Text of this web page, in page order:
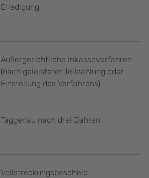
Erledigung
Außergerichtliche Inkassoverfahren
(nach geleisteter Teilzahlung oder
Einstellung des Verfahrens)
Taggenau nach drei Jahren
Vollstreckungsbescheid